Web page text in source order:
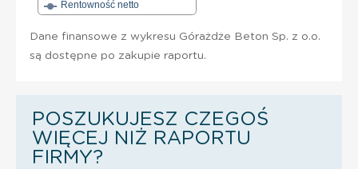
Rentowność netto
Dane finansowe z wykresu Górażdże Beton Sp. z o.o.
są dostępne po zakupie raportu.
POSZUKUJESZ CZEGOŚ
WIĘCEJ NIŻ RAPORTU
FIRMY?